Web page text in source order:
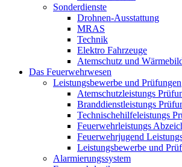
Sonderdienste
Drohnen-Ausstattung
MRAS
Technik
Elektro Fahrzeuge
Atemschutz und
Das Feuerwehrwesen
Leistungsbewerbe und Prüfungen
Atemschutzleistungs
Branddienstleistungs
Technischehilfeleistungs
Feuerwehrleistungs
Feuerwehrjugend
Leistungsbewerbe und
Alarmierungssystem